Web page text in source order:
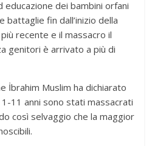
educazione dei bambini orfani
battaglie fin dall’inizio della
recente e il massacro il
genitori è arrivato a più di
İbrahim Muslim ha dichiarato
11 anni sono stati massacrati
così selvaggio che la maggior